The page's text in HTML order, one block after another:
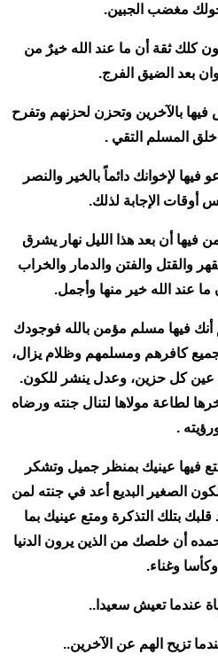
مغضب الجبين.
كلك ثقة أن ما عند الله خيرٌ من
وان بعد الضيق الفرج.
بالآخرين وتحزن لحزنهم وتفرح
المسلم التقي .
لإخوانك دائماً بالخير والنصر
أوقات الإجابة لذلك.
فيها أن بعد هذا الليل نهار يشرق
والقتل والفتن والدمار والخراب
عند الله خير منها وأجمل.
أنك فيها مسلم مؤمن بالله فوجودك
كافرهم ومسلمهم وظلام يزال،
كل حزين، وعدل ينشر للكون.
لطاعة مولاها لتنال جنته ورضاه
.
فيها عينيك بمنظر جميل وتشكر
الصغير البديع أعد في جنته لمن
بتلك التذكرة ومتع عينيك بما
أن خلصك من الذين يرون الدنيا
وغناء.
عندما تعيش سعيدا..
تزيح الهم عن الآخرين..